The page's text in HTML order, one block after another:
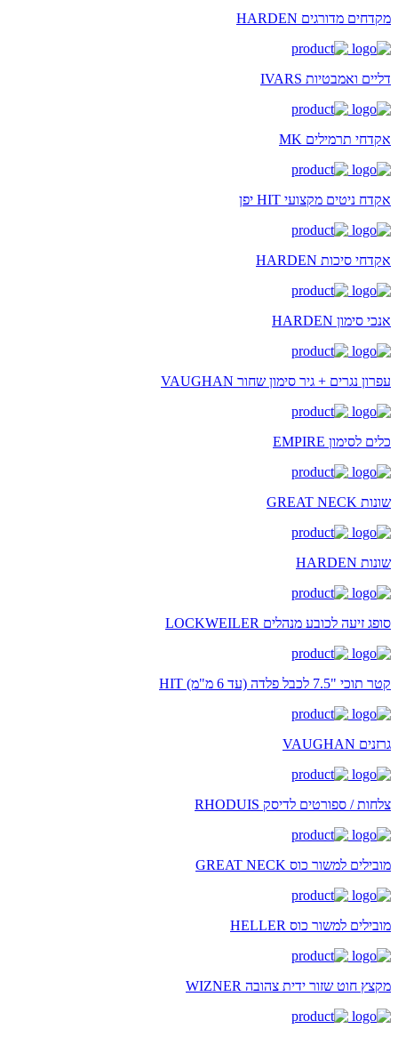
מקדחים מדורגים HARDEN
דליים ואמבטיות IVARS
אקדחי תרמילים MK
אקדח ניטים מקצועי HIT יפן
אקדחי סיכות HARDEN
אנכי סימון HARDEN
עפרון נגרים + גיר סימון שחור VAUGHAN
כלים לסימון EMPIRE
שונות GREAT NECK
שונות HARDEN
סופג זיעה לכובע מנהלים LOCKWEILER
קטר תוכי "7.5 לכבל פלדה (עד 6 מ"מ) HIT
גרזנים VAUGHAN
צלחות / ספורטים לדיסק RHODUIS
מובילים למשור כוס GREAT NECK
מובילים למשור כוס HELLER
מקצץ חוט שזור ידית צהובה WIZNER